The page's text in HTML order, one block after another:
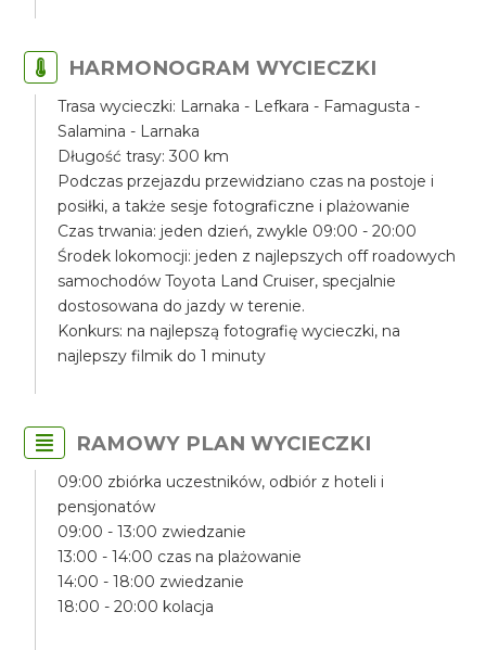
HARMONOGRAM WYCIECZKI
Trasa wycieczki: Larnaka - Lefkara - Famagusta -
Salamina - Larnaka
Długość trasy: 300 km
Podczas przejazdu przewidziano czas na postoje i
posiłki, a także sesje fotograficzne i plażowanie
Czas trwania: jeden dzień, zwykle 09:00 - 20:00
Środek lokomocji: jeden z najlepszych off roadowych
samochodów Toyota Land Cruiser, specjalnie
dostosowana do jazdy w terenie.
Konkurs: na najlepszą fotografię wycieczki, na
najlepszy filmik do 1 minuty
RAMOWY PLAN WYCIECZKI
09:00 zbiórka uczestników, odbiór z hoteli i
pensjonatów
09:00 - 13:00 zwiedzanie
13:00 - 14:00 czas na plażowanie
14:00 - 18:00 zwiedzanie
18:00 - 20:00 kolacja